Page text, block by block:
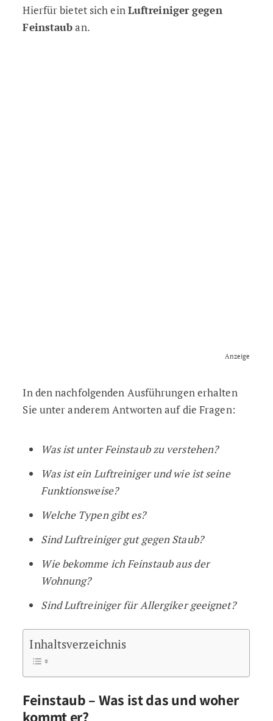
Hierfür bietet sich einLuftreiniger gegen
Feinstauban.
Anzeige
In den nachfolgenden Ausführungen erhalten
Sie unter anderem Antworten auf die Fragen:
Was ist unter Feinstaub zu verstehen?
Was ist ein Luftreiniger und wie ist seine
Funktionsweise?
Welche Typen gibt es?
Sind Luftreiniger gut gegen Staub?
Wie bekomme ich Feinstaub aus der
Wohnung?
Sind Luftreiniger für Allergiker geeignet?
Inhaltsverzeichnis
Feinstaub – Was ist das und woher
kommt er?